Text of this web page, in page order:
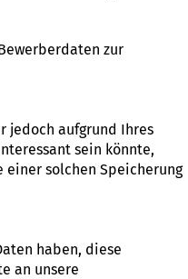
zur
jedoch aufgrund Ihres
sein könnte,
einer solchen Speicherung
haben, diese
an unsere